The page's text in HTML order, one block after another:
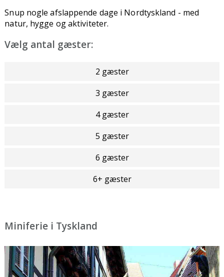
Snup nogle afslappende dage i Nordtyskland - med
natur, hygge og aktiviteter.
Vælg antal gæster:
2 gæster
3 gæster
4 gæster
5 gæster
6 gæster
6+ gæster
Miniferie i Tyskland